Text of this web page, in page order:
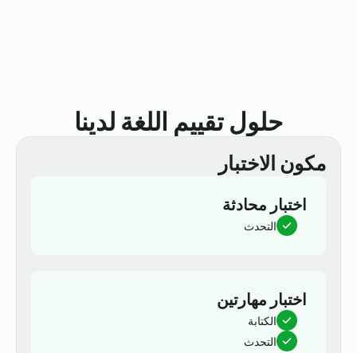
حلول تقييم اللغة لدينا
مكون الاختبار
اختبار محادثة
التحدث
اختبار مهارتين
الكتابة
التحدث